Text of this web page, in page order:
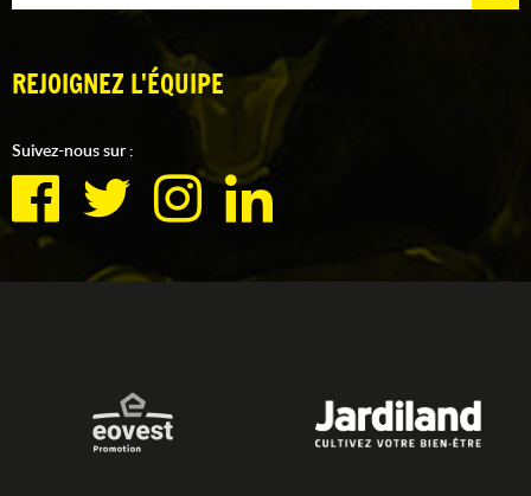
REJOIGNEZ L'ÉQUIPE
Suivez-nous sur :